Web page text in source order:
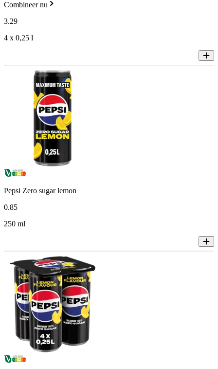
Combineer nu
3.29
4 x 0,25 l
Pepsi Zero sugar lemon
0.85
250 ml